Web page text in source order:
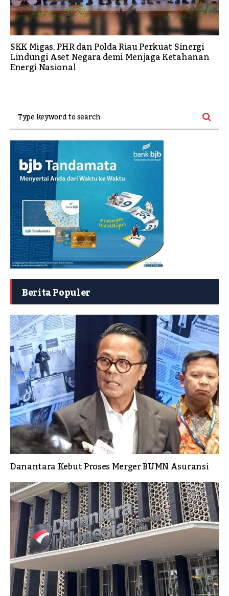
SKK Migas, PHR dan Polda Riau Perkuat Sinergi
Lindungi Aset Negara demi Menjaga Ketahanan
Energi Nasional
Berita Populer
Danantara Kebut Proses Merger BUMN Asuransi